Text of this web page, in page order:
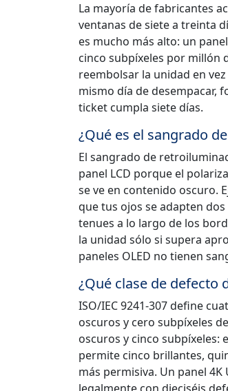
La mayoría de fabricantes
ventanas de siete a treinta
es mucho más alto: un
cinco subpíxeles por millón
reembolsar la unidad en
mismo día de desempacar,
ticket cumpla siete días.
¿Qué es el sangrado
El sangrado de
panel LCD porque el
se ve en contenido oscuro.
que tus ojos se adapten
tenues a lo largo de los
la unidad sólo si supera
paneles OLED no tienen
¿Qué clase de defecto
ISO/IEC 9241-307 define
oscuros y cero subpíxeles
oscuros y cinco subpíxeles:
permite cinco brillantes,
más permisiva. Un panel